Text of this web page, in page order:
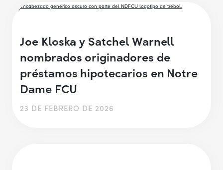
Joe Kloska y Satchel Warnell
nombrados originadores de
préstamos hipotecarios en Notre
Dame FCU
23 DE FEBRERO DE 2026